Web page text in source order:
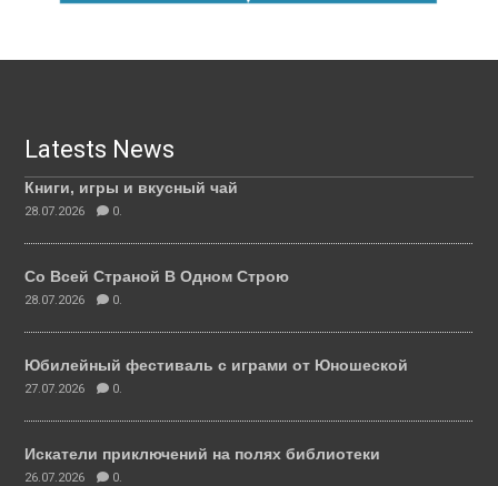
Latests News
Книги, игры и вкусный чай
28.07.2026 0.
Со Всей Страной В Одном Строю
28.07.2026 0.
Юбилейный фестиваль с играми от Юношеской
27.07.2026 0.
Искатели приключений на полях библиотеки
26.07.2026 0.